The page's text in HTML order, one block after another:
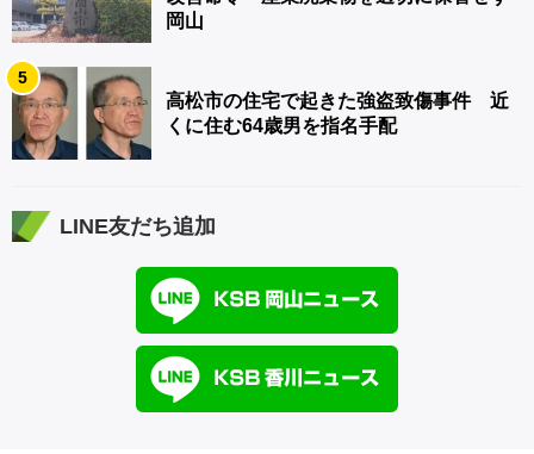
岡山
5
高松市の住宅で起きた強盗致傷事件 近
くに住む64歳男を指名手配
LINE友だち追加